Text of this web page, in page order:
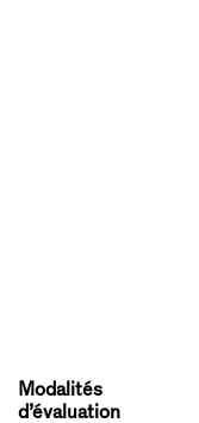
Modalités
d’évaluation